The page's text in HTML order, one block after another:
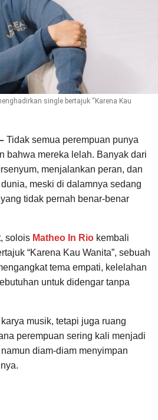
single bertajuk “Karena Kau
Tidak semua perempuan punya
bahwa mereka lelah. Banyak dari
menjalankan peran, dan
meski di dalamnya sedang
tidak pernah benar-benar
solois Matheo In Rio kembali
“Karena Kau Wanita”, sebuah
tema empati, kelelahan
untuk didengar tanpa
musik, tetapi juga ruang
perempuan sering kali menjadi
diam-diam menyimpan